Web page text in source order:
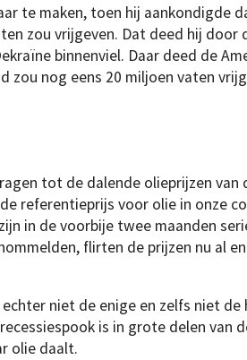
te maken, toen hij aankondigde
zou vrijgeven. Dat deed hij
binnenviel. Daar deed de
zou nog eens 20 miljoen vaten
tot de dalende olieprijzen van
referentieprijs voor olie in onze
in de voorbije twee maanden
flirten de prijzen nu al
niet de enige en zelfs niet
is in grote delen van
olie daalt.